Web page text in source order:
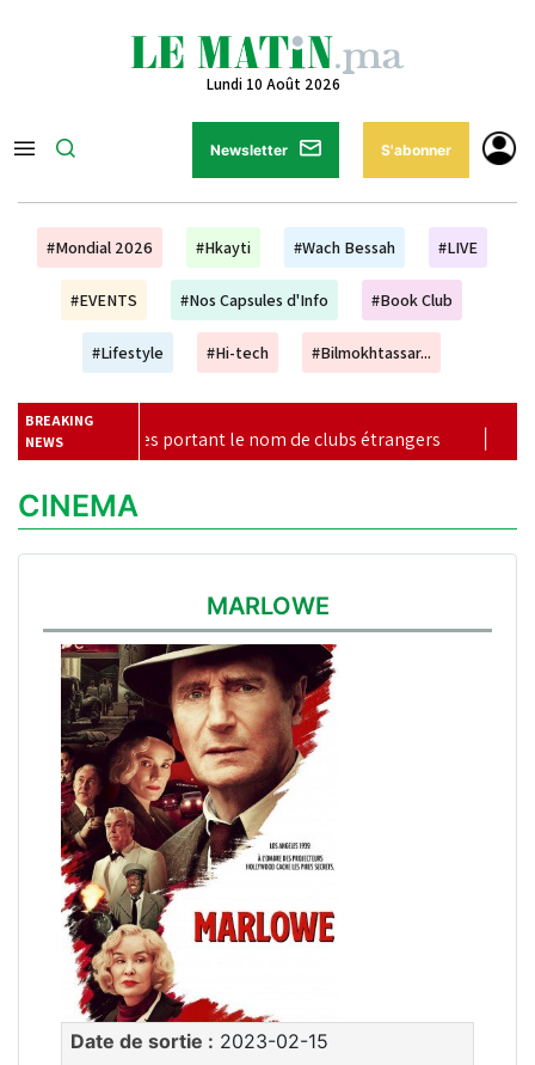
Lundi 10 Août 2026
Newsletter S'abonner
#Mondial 2026 #Hkayti #Wach Bessah #LIVE
#EVENTS #Nos Capsules d'Info #Book Club
#Lifestyle #Hi-tech #Bilmokhtassar...
BREAKING
NEWS le nom de clubs étrangers | Mondiaux U20,
CINEMA
MARLOWE
Date de sortie : 2023-02-15